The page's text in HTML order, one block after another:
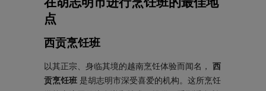
点
西贡烹饪班
以其正宗、身临其境的越南烹饪体验而闻名， 西
贡烹饪班 是胡志明市深受喜爱的机构。这所烹饪